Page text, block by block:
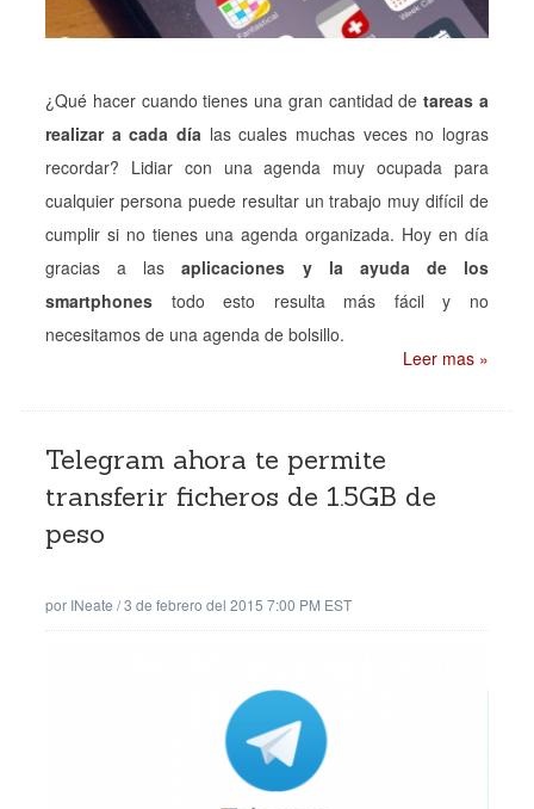
¿Qué hacer cuando tienes una gran cantidad detareas a
realizar a cada día las cuales muchas veces no logras
recordar? Lidiar con una agenda muy ocupada para
cualquier persona puede resultar un trabajo muy difícil de
cumplir si no tienes una agenda organizada. Hoy en día
gracias a lasaplicaciones y la ayuda de los
smartphones todo esto resulta más fácil y no
necesitamos de una agenda de bolsillo.
Leer mas »
Telegram ahora te permite
transferir ficheros de 1.5GB de
peso
por INeate /3 de febrero del 2015 7:00 PM EST